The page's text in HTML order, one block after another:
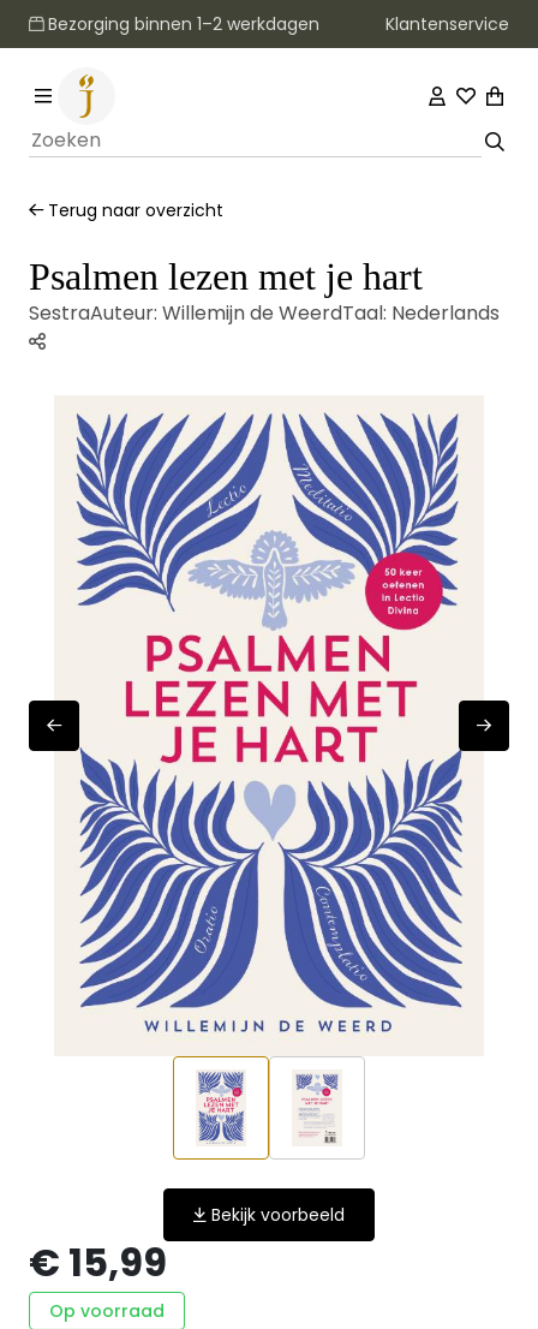
Bezorging binnen 1–2 werkdagen Klantenservice
Terug naar overzicht
Psalmen lezen met je hart
SestraAuteur: Willemijn de WeerdTaal: Nederlands
Bekijk voorbeeld
€ 15,99
Op voorraad